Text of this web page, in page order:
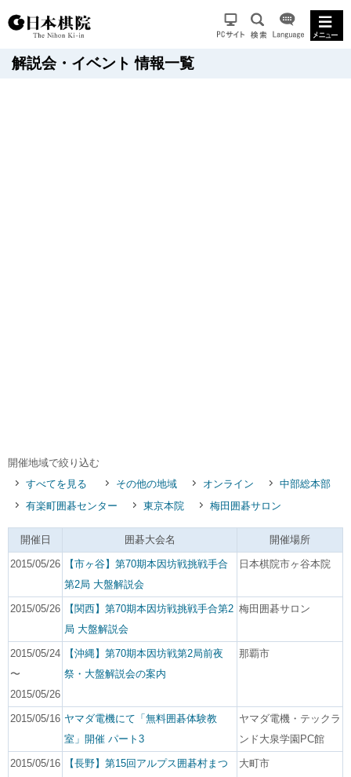
解説会・イベント 情報一覧
開催地域で絞り込む
すべてを見る
その他の地域 オンライン
中部総本部
有楽町囲碁センター
東京本院 梅田囲碁サロン
開催日 囲碁大会名 開催場所
2015/05/26
【市ヶ谷】第70期本因坊戦挑戦手合
第2局 大盤解説会
日本棋院市ヶ谷本院
2015/05/26
【関西】第70期本因坊戦挑戦手合第2
局 大盤解説会
梅田囲碁サロン
2015/05/24
〜
2015/05/26
【沖縄】第70期本因坊戦第2局前夜
祭・大盤解説会の案内
那覇市
2015/05/16 ヤマダ電機にて「無料囲碁体験教
室」開催 パート3
ヤマダ電機・テックラ
ンド大泉学園PC館
2015/05/16
【長野】第15回アルプス囲碁村まつ
大町市